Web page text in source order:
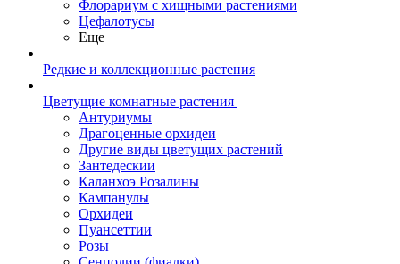
Флорариум с хищными растениями
Цефалотусы
Еще
Редкие и коллекционные растения
Цветущие комнатные растения
Антуриумы
Драгоценные орхидеи
Другие виды цветущих растений
Зантедескии
Каланхоэ Розалины
Кампанулы
Орхидеи
Пуансеттии
Розы